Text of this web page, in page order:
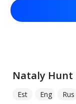
Nataly Hunt
Est Eng Rus